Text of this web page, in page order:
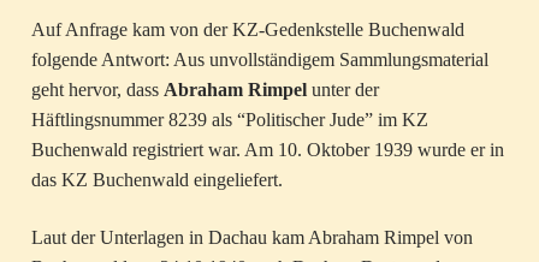
Auf Anfrage kam von der KZ-Gedenkstelle Buchenwald
folgende Antwort: Aus unvollständigem Sammlungsmaterial
geht hervor, dass Abraham Rimpel unter der
Häftlingsnummer 8239 als “Politischer Jude” im KZ
Buchenwald registriert war. Am 10. Oktober 1939 wurde er in
das KZ Buchenwald eingeliefert.
Laut der Unterlagen in Dachau kam Abraham Rimpel von